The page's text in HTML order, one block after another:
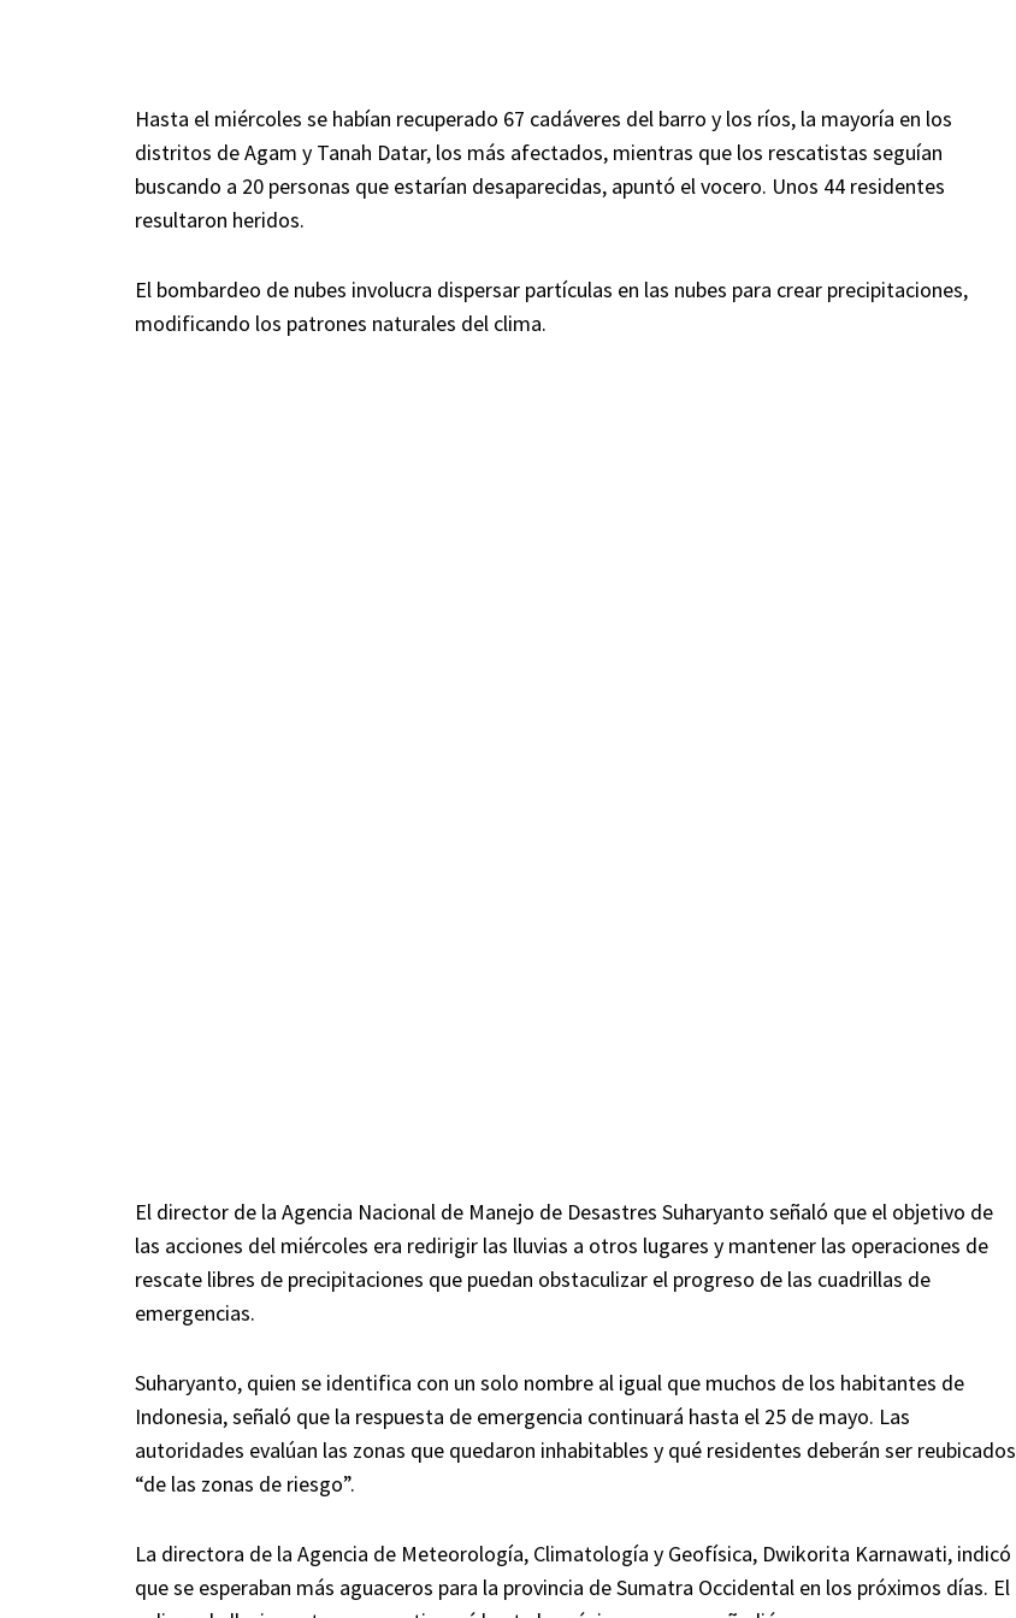
Hasta el miércoles se habían recuperado 67 cadáveres del barro y los ríos, la mayoría en los
distritos de Agam y Tanah Datar, los más afectados, mientras que los rescatistas seguían
buscando a 20 personas que estarían desaparecidas, apuntó el vocero. Unos 44 residentes
resultaron heridos.
El bombardeo de nubes involucra dispersar partículas en las nubes para crear precipitaciones,
modificando los patrones naturales del clima.
El director de la Agencia Nacional de Manejo de Desastres Suharyanto señaló que el objetivo de
las acciones del miércoles era redirigir las lluvias a otros lugares y mantener las operaciones de
rescate libres de precipitaciones que puedan obstaculizar el progreso de las cuadrillas de
emergencias.
Suharyanto, quien se identifica con un solo nombre al igual que muchos de los habitantes de
Indonesia, señaló que la respuesta de emergencia continuará hasta el 25 de mayo. Las
autoridades evalúan las zonas que quedaron inhabitables y qué residentes deberán ser reubicados
“de las zonas de riesgo”.
La directora de la Agencia de Meteorología, Climatología y Geofísica, Dwikorita Karnawati, indicó
que se esperaban más aguaceros para la provincia de Sumatra Occidental en los próximos días. El